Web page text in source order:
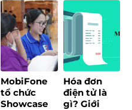
thuế với
doanh thu
quanh
ngưỡng 200
triệu
đồng/năm
chủ chốt
MobiFone
MobiFone
tổ chức
Showcase
Hóa đơn
điện tử là
gì? Giới